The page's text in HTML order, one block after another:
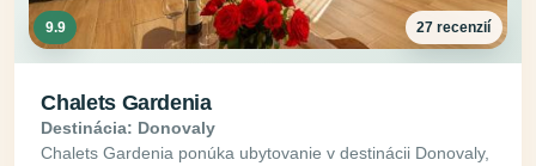
9.9 27 recenzií
Chalets Gardenia
Destinácia: Donovaly
Chalets Gardenia ponúka ubytovanie v destinácii Donovaly,